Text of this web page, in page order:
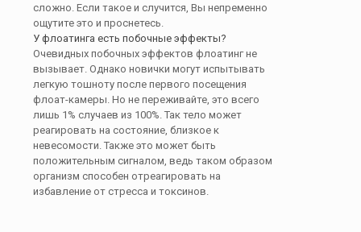
сложно. Если такое и случится, Вы непременно
ощутите это и проснетесь.
У флоатинга есть побочные эффекты?
Очевидных побочных эффектов флоатинг не
вызывает. Однако новички могут испытывать
легкую тошноту после первого посещения
флоат-камеры. Но не переживайте, это всего
лишь 1% случаев из 100%. Так тело может
реагировать на состояние, близкое к
невесомости. Также это может быть
положительным сигналом, ведь таком образом
организм способен отреагировать на
избавление от стресса и токсинов.